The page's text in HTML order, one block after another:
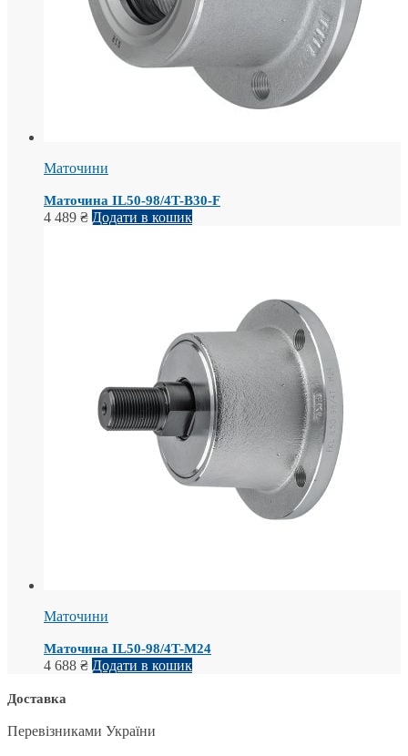
Маточини
Маточина IL50-98/4T-B30-F
4 489 ₴ Додати в кошик
Маточини
Маточина IL50-98/4T-M24
4 688 ₴ Додати в кошик
Доставка
Перевізниками України